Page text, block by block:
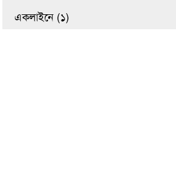
একলাইনে (১)